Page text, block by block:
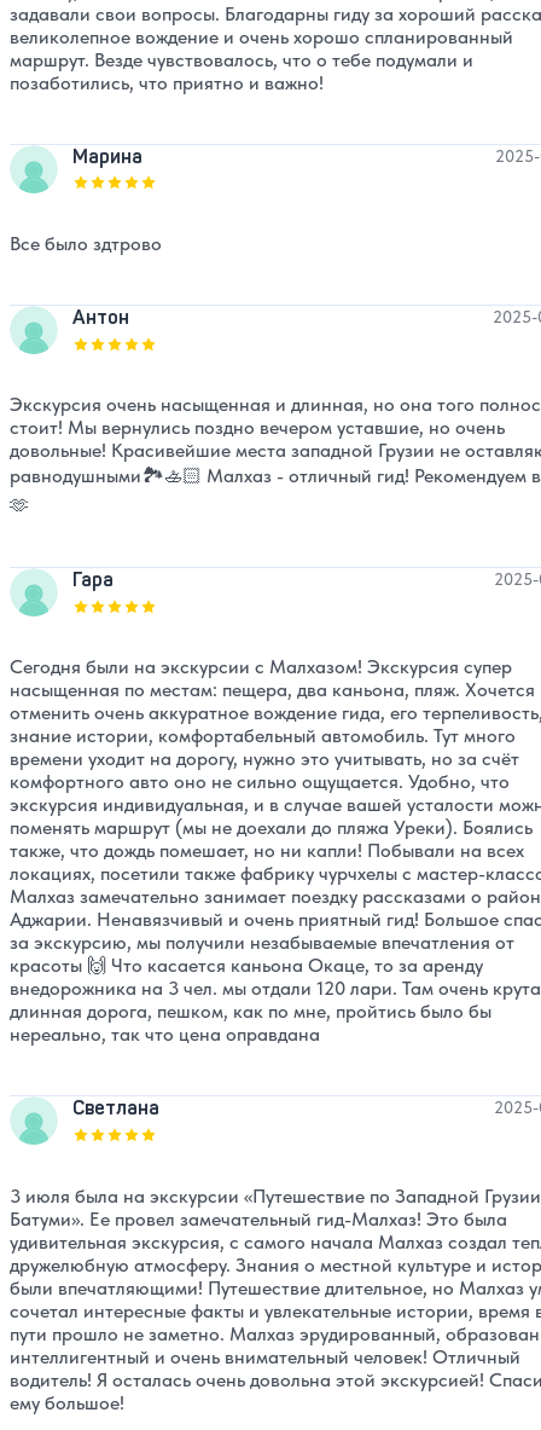
задавали свои вопросы. Благодарны гиду за хороший
великолепное вождение и очень хорошо спланированный
маршрут. Везде чувствовалось, что о тебе подумали и
позаботились, что приятно и важно!
Марина
Оценка, количество звезд:
Все было здтрово
Антон
Оценка, количество звезд:
2025-
Экскурсия очень насыщенная и длинная, но она того
стоит! Мы вернулись поздно вечером уставшие, но очень
довольные! Красивейшие места западной Грузии не
равнодушными🏞️🚣🏻 Малхаз - отличный гид! Рекомендуем
🫶
Гара
Оценка, количество звезд:
Сегодня были на экскурсии с Малхазом! Экскурсия супер
насыщенная по местам: пещера, два каньона, пляж. Хочется
отменить очень аккуратное вождение гида, его
знание истории, комфортабельный автомобиль. Тут много
времени уходит на дорогу, нужно это учитывать, но за счёт
комфортного авто оно не сильно ощущается. Удобно, что
экскурсия индивидуальная, и в случае вашей усталости
поменять маршрут (мы не доехали до пляжа Уреки). Боялись
также, что дождь помешает, но ни капли! Побывали на всех
локациях, посетили также фабрику чурчхелы с мастер-
Малхаз замечательно занимает поездку рассказами о
Аджарии. Ненавязчивый и очень приятный гид! Большое
за экскурсию, мы получили незабываемые впечатления от
красоты 🙌 Что касается каньона Окаце, то за аренду
внедорожника на 3 чел. мы отдали 120 лари. Там очень
длинная дорога, пешком, как по мне, пройтись было бы
нереально, так что цена оправдана
Светлана
Оценка, количество звезд:
3 июля была на экскурсии «Путешествие по Западной
Батуми». Ее провел замечательный гид-Малхаз! Это была
удивительная экскурсия, с самого начала Малхаз создал
дружелюбную атмосферу. Знания о местной культуре и
были впечатляющими! Путешествие длительное, но Малхаз
сочетал интересные факты и увлекательные истории, время
пути прошло не заметно. Малхаз эрудированный,
интеллигентный и очень внимательный человек! Отличный
водитель! Я осталась очень довольна этой экскурсией!
ему большое!